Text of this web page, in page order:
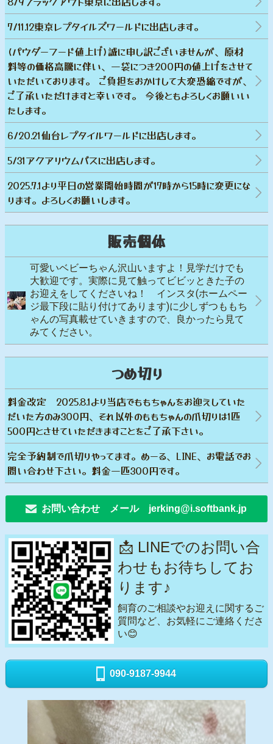
7/11.12東京レプタイルズワールドに出店します。
(パウダーフード値上げ)誠に申し訳ございませんが、原材
料等の価格高騰に伴い、一袋につき200円の値上げをさせて
いただいております。 ご負担をおかけして大変恐縮ですが、
ご了承いただけますと幸いです。 今後ともよろしくお願いい
たします。
6/20.21仙台レプタイルワールドに出店します。
5/31アクアリウムバスに出店します。
2025.7.1より平日の営業開始時間が17時から15時に変更にな
ります。よろしくお願いします。
販売個体
可愛いベビーちゃん沢山いますよ！見学だけでも
大歓迎です。実際に見て触ってビビッときた子の
お迎えをしてくださいね！ インスタ(ホームペー
ジ最下段に貼り付けてあります)に少しずつももち
ゃんの写真載せていきますので、良かったら見て
みてください。
つめ切り
料金改定 2025.8.1より当店でももちゃんをお迎えしていた
だいた方のみ300円、それ以外のももちゃんの爪切りは1匹
500円とさせていただきますことをご了承下さい。
完全予約制で爪切りやってます。めーる、LINE、お電話でお
問い合わせ下さい。料金一匹300円です。
お問い合わせ メール jerking@i.softbank.jp
📩 LINEでのお問い合
わせもお待ちしてお
ります♪
飼育のご相談やお迎えに関するご
質問など、お気軽にご連絡くださ
い😊
090-9187-9944